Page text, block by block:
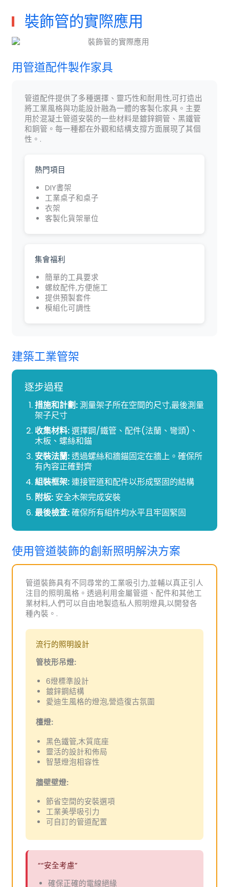
裝飾管的實際應用
用管道配件製作家具
管道配件提供了多種選擇、靈巧性和耐用性,可打造出
將工業風格與功能設計融為一體的客製化家具。主要
用於混凝土管道安裝的一些材料是鍍鋅鋼管、黑鐵管
和銅管。每一種都在外觀和結構支撐方面展現了其個
性。.
熱門項目
DIY書架
工業桌子和桌子
衣架
客製化貨架單位
集會福利
簡單的工具要求
螺紋配件,方便施工
提供預製套件
模組化可調性
建築工業管架
逐步過程
措施和計劃:測量架子所在空間的尺寸,最後測量
架子尺寸
收集材料:選擇鋼/鐵管、配件(法蘭、彎頭)、
木板、螺絲和錨
安裝法蘭:透過螺絲和牆錨固定在牆上。確保所
有內容正確對齊
組裝框架:連接管道和配件以形成堅固的結構
附板:安全木架完成安裝
最後檢查:確保所有組件均水平且牢固緊固
使用管道裝飾的創新照明解決方案
管道裝飾具有不同尋常的工業吸引力,並輔以真正引人
注目的照明風格。透過利用金屬管道、配件和其他工
業材料,人們可以自由地製造私人照明燈具,以開發各
種內裝。.
流行的照明設計
管枝形吊燈:
6燈標準設計
鍍鋅鋼結構
愛迪生風格的燈泡,營造復古氛圍
檯燈:
黑色鐵管,木質底座
靈活的設計和佈局
智慧燈泡相容性
牆壁壁燈:
節省空間的安裝選項
工業美學吸引力
可自訂的管道配置
““安全考慮”
確保正確的電線絕緣